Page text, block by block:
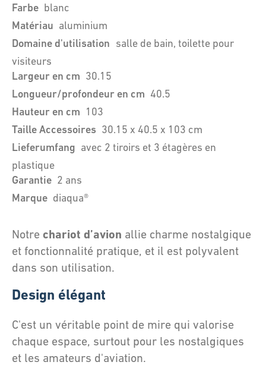
Farbe blanc
Matériau aluminium
Domaine d'utilisation salle de bain, toilette pour
visiteurs
Largeur en cm 30.15
Longueur/profondeur en cm 40.5
Hauteur en cm 103
Taille Accessoires 30.15 x 40.5 x 103 cm
Lieferumfang avec 2 tiroirs et 3 étagères en
plastique
Garantie 2 ans
Marque diaqua®
Notre chariot d’avion allie charme nostalgique
et fonctionnalité pratique, et il est polyvalent
dans son utilisation.
Design élégant
C'est un véritable point de mire qui valorise
chaque espace, surtout pour les nostalgiques
et les amateurs d'aviation.